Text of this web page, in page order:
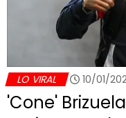
LO VIRAL 10/01/
'Cone'